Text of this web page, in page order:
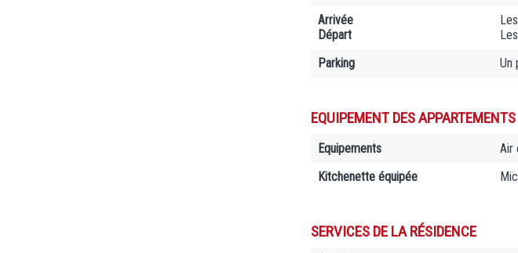
Arrivée
Départ
Parking
Un
EQUIPEMENT DES APPARTEMENTS
Equipements
Air
Kitchenette équipée
SERVICES DE LA RÉSIDENCE